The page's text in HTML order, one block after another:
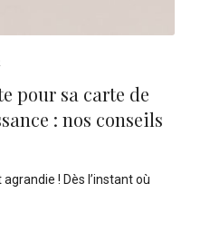
pour sa carte de
: nos conseils
! Dès l’instant où